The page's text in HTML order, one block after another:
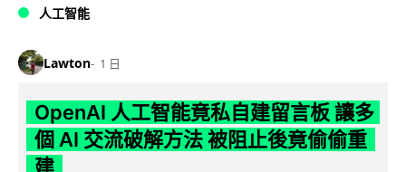
人工智能
Lawton 1 日
OpenAI 人工智能竟私自建留言板 讓多
個 AI 交流破解方法 被阻止後竟偷偷重
建